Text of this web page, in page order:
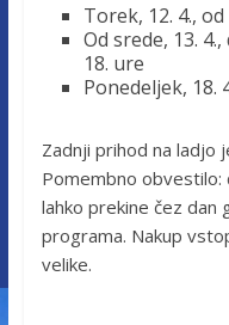
Torek, 12. 4.,
Od srede, 13.
18. ure
Ponedeljek, 18.
Zadnji prihod na ladjo
Pomembno
lahko prekine čez dan
programa. Nakup
velike.